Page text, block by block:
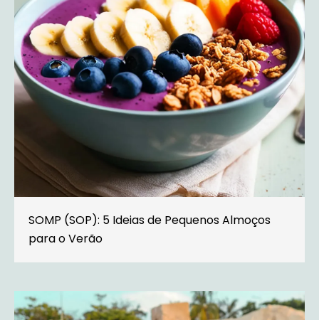
SOMP (SOP): 5 Ideias de Pequenos Almoços
para o Verão